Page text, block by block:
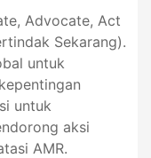
Advocate, Act
Sekarang).
untuk
untuk
aksi
AMR.